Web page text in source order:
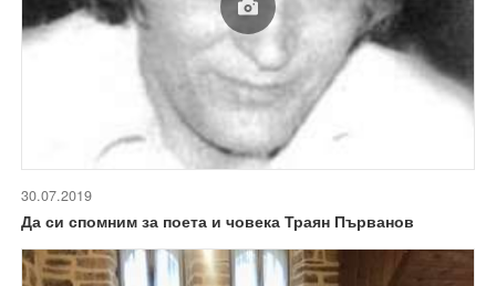
30.07.2019
Да си спомним за поета и човека Траян Първанов